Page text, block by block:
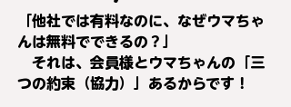
「他社では有料なのに、なぜウマちゃ
んは無料でできるの？」
それは、会員様とウマちゃんの「三
つの約束（協力）」あるからです！